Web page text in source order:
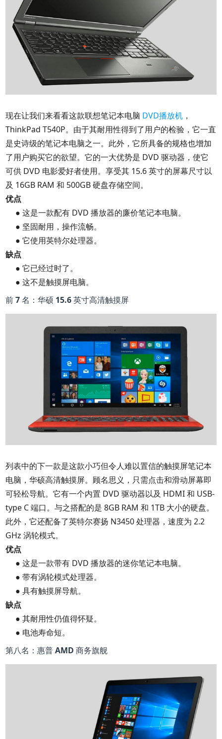
现在让我们来看看这款联想笔记本电脑 DVD播放机 ，
ThinkPad T540P。由于其耐用性得到了用户的检验，它一直
是史诗级的笔记本电脑之一。此外，它所具备的规格也增加
了用户购买它的欲望。它的一大优势是 DVD 驱动器，使它
可供 DVD 电影爱好者使用。享受其 15.6 英寸的屏幕尺寸以
及 16GB RAM 和 500GB 硬盘存储空间。
优点
● 这是一款配有 DVD 播放器的廉价笔记本电脑。
● 坚固耐用，操作流畅。
● 它使用英特尔处理器。
缺点
● 它已经过时了。
● 这不是触摸屏电脑。
前 7 名：华硕 15.6 英寸高清触摸屏
列表中的下一款是这款小巧但令人难以置信的触摸屏笔记本
电脑，华硕高清触摸屏。顾名思义，只需点击和滑动屏幕即
可轻松导航。它有一个内置 DVD 驱动器以及 HDMI 和 USB-
type C 端口。与之搭配的是 8GB RAM 和 1TB 大小的硬盘。
此外，它还配备了英特尔赛扬 N3450 处理器，速度为 2.2
GHz 涡轮模式。
优点
● 这是一款带有 DVD 播放器的迷你笔记本电脑。
● 带有涡轮模式处理器。
● 具有触摸屏导航。
缺点
● 其耐用性仍值得怀疑。
● 电池寿命短。
第八名：惠普 AMD 商务旗舰